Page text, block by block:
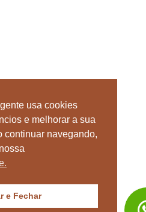
usa cookies
e melhorar a sua
continuar navegando,
e Fechar